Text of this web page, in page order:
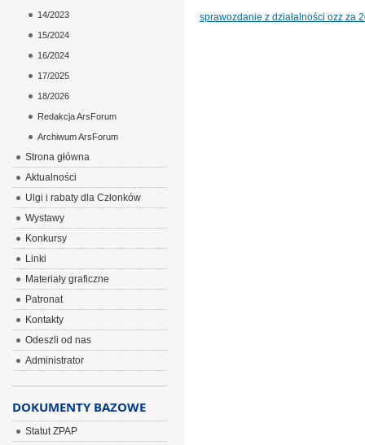
sprawozdanie z działalności ozz za
14/2023
15/2024
16/2024
17/2025
18/2026
Redakcja ArsForum
Archiwum ArsForum
Strona główna
Aktualności
Ulgi i rabaty dla Członków
Wystawy
Konkursy
Linki
Materiały graficzne
Patronat
Kontakty
Odeszli od nas
Administrator
DOKUMENTY BAZOWE
Statut ZPAP